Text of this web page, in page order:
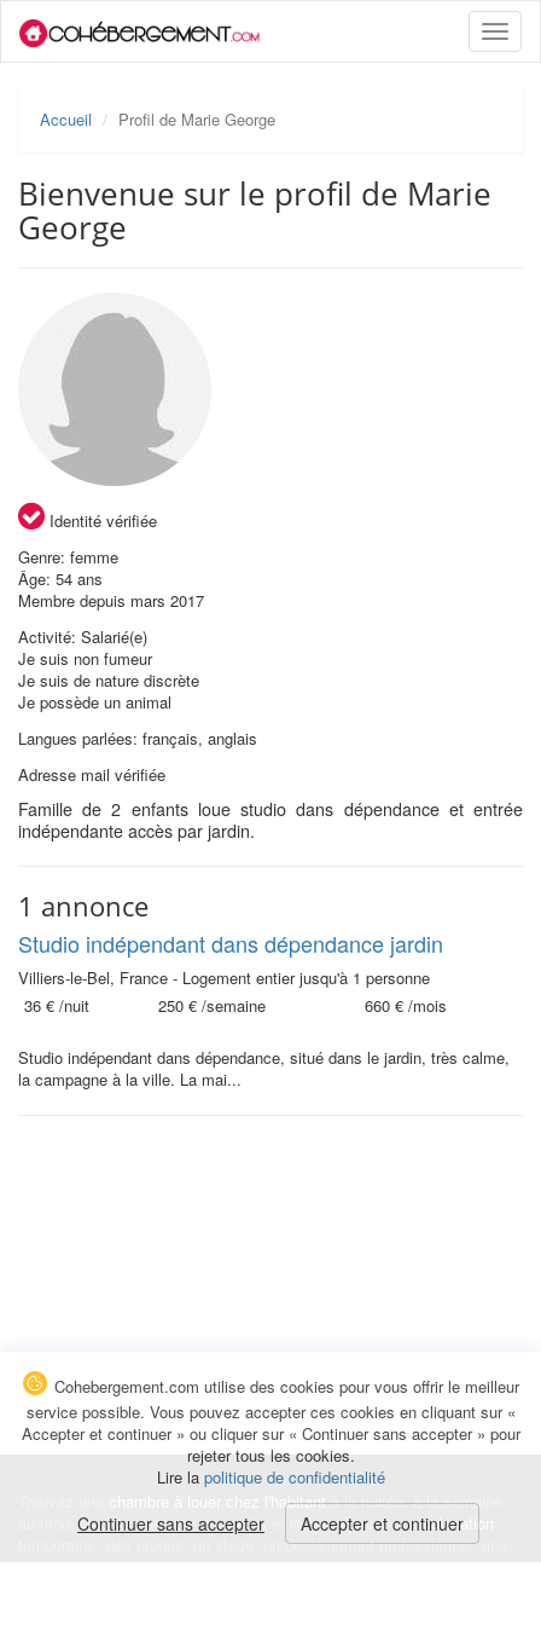
Toggle
Accueil Profil de Marie George
Bienvenue sur le profil de Marie
George
Identité vérifiée
Genre: femme
Âge: 54 ans
Membre depuis mars 2017
Activité: Salarié(e)
Je suis non fumeur
Je suis de nature discrète
Je possède un animal
Langues parlées: français, anglais
Adresse mail vérifiée
Famille de 2 enfants loue studio dans dépendance et entrée
indépendante accès par jardin.
1 annonce
Studio indépendant dans dépendance jardin
Villiers-le-Bel, France - Logement entier jusqu'à 1 personne
36 € /nuit 250 € /semaine 660 € /mois
Studio indépendant dans dépendance, situé dans le jardin, très calme,
la campagne à la ville. La mai...
chambre à louer chez l'habitantà la nuitée, à la semaine,
au mois ou à l'année pour de courts et longs séjours, unecolocation
temporaire : des études, un stage, un déplacement professionnel, une
Cohebergement.com utilise des cookies pour vous offrir le meilleur
service possible. Vous pouvez accepter ces cookies en cliquant sur «
Accepter et continuer » ou cliquer sur « Continuer sans accepter » pour
rejeter tous les cookies.
Lire la politique de confidentialité
Continuer sans accepter Accepter et continuer